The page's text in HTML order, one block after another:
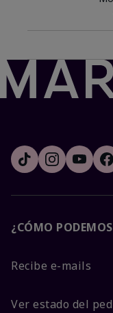
¿CÓMO
Recibe e-mails
Ver estado del